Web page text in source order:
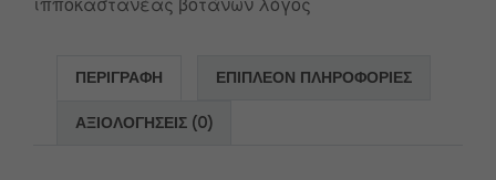
ΠΕΡΙΓΡΑΦΉ ΕΠΙΠΛΈΟΝ ΠΛΗΡΟΦΟΡΊΕΣ
ΑΞΙΟΛΟΓΉΣΕΙΣ (0)